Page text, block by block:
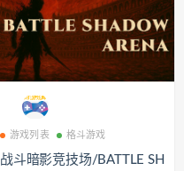
游戏列表 格斗游戏
战斗暗影竞技场/BATTLE SH